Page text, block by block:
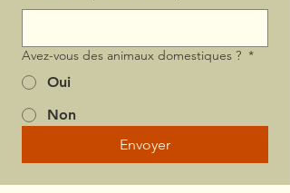
Avez-vous des animaux domestiques ? *
Oui
Non
Envoyer